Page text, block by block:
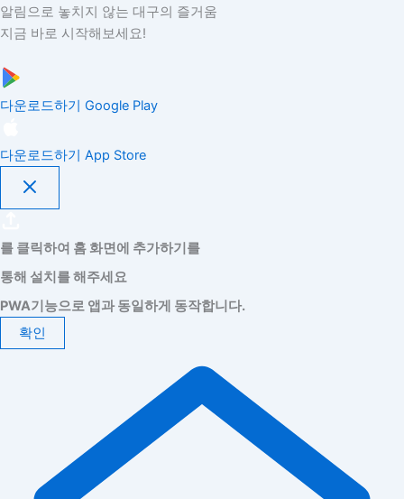
알림으로 놓치지 않는 대구의 즐거움
지금 바로 시작해보세요!
다운로드하기 Google Play
다운로드하기 App Store
를 클릭하여 홈 화면에 추가하기를
통해 설치를 해주세요
PWA기능으로 앱과 동일하게 동작합니다.
확인